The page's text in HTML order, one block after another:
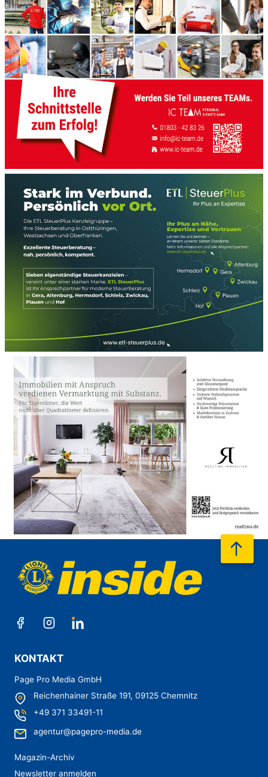
KONTAKT
Page Pro Media GmbH
Reichenhainer Straße 191, 09125 Chemnitz
+49 371 33491-11
agentur@pagepro-media.de
Magazin-Archiv
Newsletter anmelden